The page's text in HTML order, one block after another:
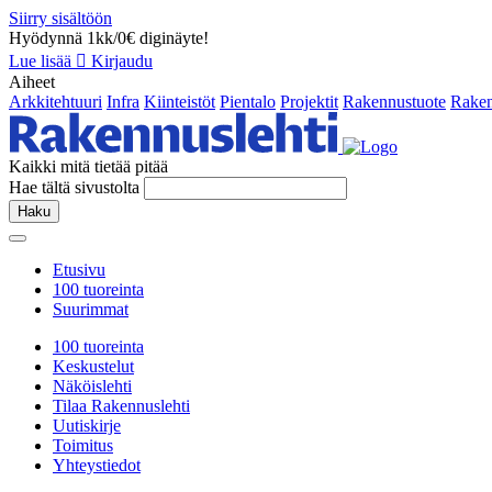
Siirry sisältöön
Hyödynnä 1kk/0€ diginäyte!
Lue lisää
Kirjaudu
Aiheet
Arkkitehtuuri Infra Kiinteistöt Pientalo Projektit Rakennustuote
Kaikki mitä tietää pitää
Hae tältä sivustolta
Haku
Etusivu
100 tuoreinta
Suurimmat
100 tuoreinta
Keskustelut
Näköislehti
Tilaa Rakennuslehti
Uutiskirje
Toimitus
Yhteystiedot